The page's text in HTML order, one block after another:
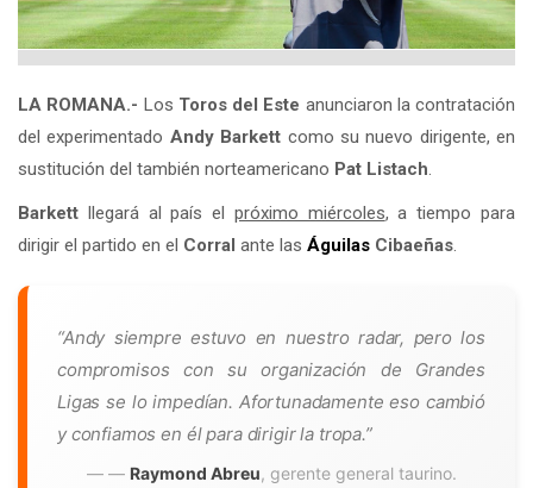
LA ROMANA.- Los Toros del Este anunciaron la contratación
del experimentado Andy Barkett como su nuevo dirigente, en
sustitución del también norteamericano Pat Listach.
Barkett llegará al país el próximo miércoles, a tiempo para
dirigir el partido en el Corral ante las Águilas Cibaeñas.
“Andy siempre estuvo en nuestro radar, pero los
compromisos con su organización de Grandes
Ligas se lo impedían. Afortunadamente eso cambió
y confiamos en él para dirigir la tropa.”
— Raymond Abreu, gerente general taurino.